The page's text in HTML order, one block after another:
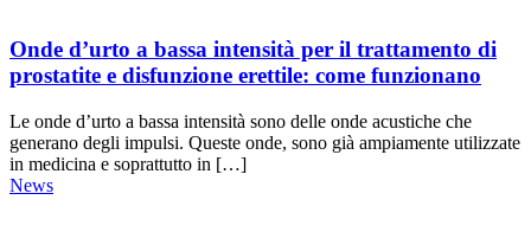
Onde d’urto a bassa intensità per il trattamento di
prostatite e disfunzione erettile: come funzionano
Le onde d’urto a bassa intensità sono delle onde acustiche che
generano degli impulsi. Queste onde, sono già ampiamente utilizzate
in medicina e soprattutto in […]
News